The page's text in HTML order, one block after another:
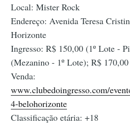
Local: Mister Rock
Endereço: Avenida Teresa
Horizonte
Ingresso: R$ 150,00 (1º Lote -
(Mezanino - 1º Lote); R$
Venda:
www.clubedoingresso.com/
4-belohorizonte
Classificação etária: +18